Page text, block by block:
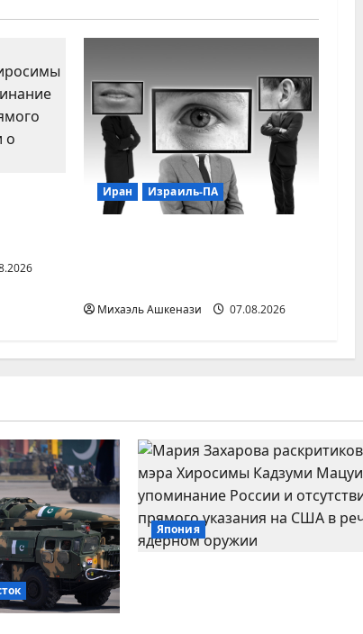
Иран Израиль-ПА
Михаэль Ашкенази 07.08.2026
Япония